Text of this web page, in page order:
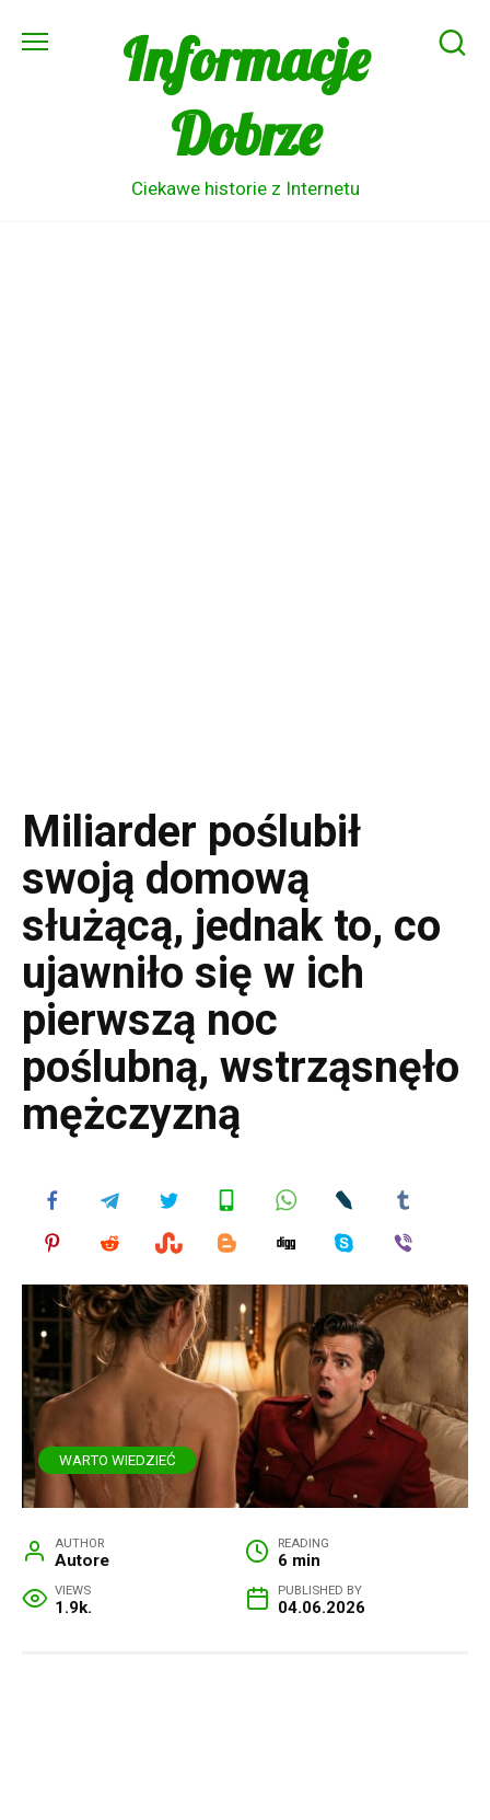
Informacje
Dobrze
Ciekawe historie z Internetu
Miliarder poślubił
swoją domową
służącą, jednak to, co
ujawniło się w ich
pierwszą noc
poślubną, wstrząsnęło
mężczyzną
WARTO WIEDZIEĆ
AUTHOR
Autore
READING
6 min
VIEWS
1.9k.
PUBLISHED BY
04.06.2026